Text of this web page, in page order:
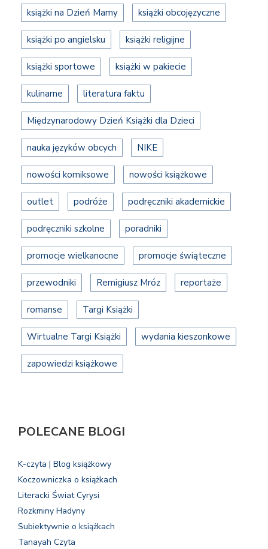
książki na Dzień Mamy książki obcojęzyczne
książki po angielsku książki religijne
książki sportowe książki w pakiecie
kulinarne literatura faktu
Międzynarodowy Dzień Książki dla Dzieci
nauka języków obcych NIKE
nowości komiksowe nowości książkowe
outlet podróże podręczniki akademickie
podręczniki szkolne poradniki
promocje wielkanocne promocje świąteczne
przewodniki Remigiusz Mróz reportaże
romanse Targi Książki
Wirtualne Targi Książki wydania kieszonkowe
zapowiedzi książkowe
POLECANE BLOGI
K-czyta | Blog książkowy
Koczowniczka o książkach
Literacki Świat Cyrysi
Rozkminy Hadyny
Subiektywnie o książkach
Tanayah Czyta